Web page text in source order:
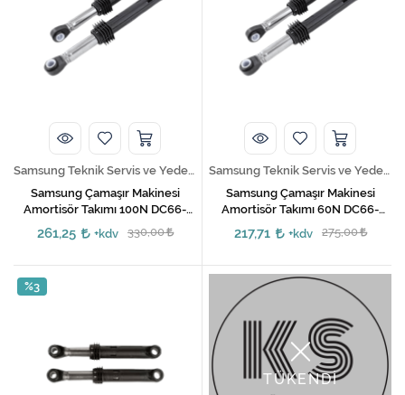
Samsung Teknik Servis ve Yedek Parça Hizmetleri
Samsung Çamaşır Makinesi
Amortisör Takımı 100N DC66-
00343G
261,25 +kdv 330,00
Samsung Teknik Servis ve Yedek Parça Hizmetleri
Samsung Çamaşır Makinesi
Amortisör Takımı 60N DC66-
00343K
217,71 +kdv 275,00
%3
TÜKENDİ